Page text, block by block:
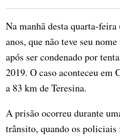
Na manhã desta quarta-
anos, que não teve seu
após ser condenado por
2019. O caso aconteceu em
a 83 km de Teresina.
A prisão ocorreu durante
trânsito, quando os